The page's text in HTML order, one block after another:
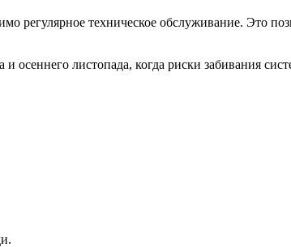
регулярное техническое обслуживание. Это
осеннего листопада, когда риски забивания